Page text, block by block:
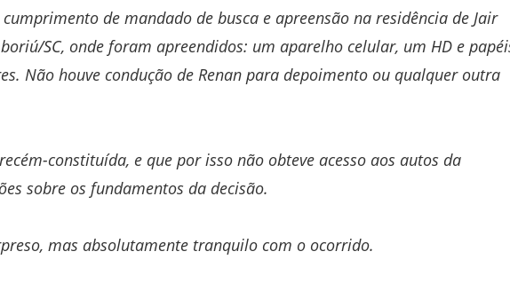
de mandado de busca e apreensão na residência de Jair
SC, onde foram apreendidos: um aparelho celular, um HD e
Não houve condução de Renan para depoimento ou qualquer outra
constituída, e que por isso não obteve acesso aos autos da
sobre os fundamentos da decisão.
mas absolutamente tranquilo com o ocorrido.